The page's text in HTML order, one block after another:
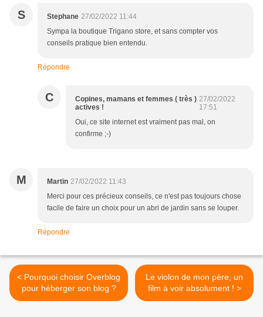
S Stephane 27/02/2022 11:44
Sympa la boutique Trigano store, et sans compter vos
conseils pratique bien entendu.
Répondre
C
Copines, mamans et femmes ( très )
actives !
27/02/2022
17:51
Oui, ce site internet est vraiment pas mal, on
confirme ;-)
M Martin 27/02/2022 11:43
Merci pour ces précieux conseils, ce n'est pas toujours chose
facile de faire un choix pour un abri de jardin sans se louper.
Répondre
< Pourquoi choisir Overblog
pour héberger son blog ?
Le violon de mon père, un
film à voir absolument ! >